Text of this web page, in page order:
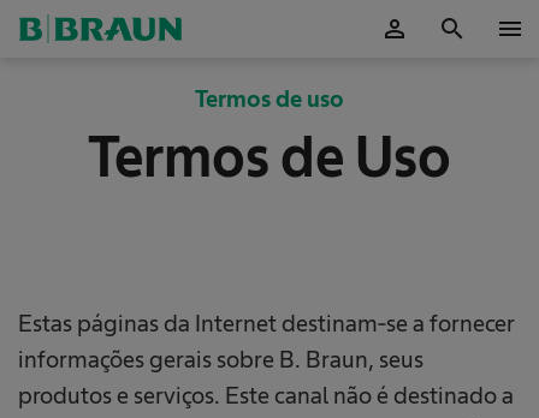
person search menu
Termos de uso
Termos de Uso
Estas páginas da Internet destinam-se a fornecer
informações gerais sobre B. Braun, seus
produtos e serviços. Este canal não é destinado a